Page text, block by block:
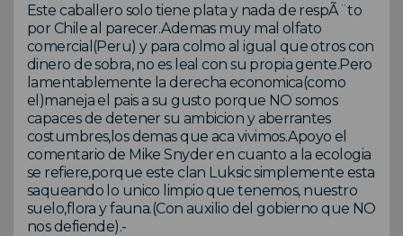
Este caballero solo tiene plata y nada de respÃ¨to
por Chile al parecer.Ademas muy mal olfato
comercial(Peru) y para colmo al igual que otros con
dinero de sobra, no es leal con su propia gente.Pero
lamentablemente la derecha economica(como
el)maneja el pais a su gusto porque NO somos
capaces de detener su ambicion y aberrantes
costumbres,los demas que aca vivimos.Apoyo el
comentario de Mike Snyder en cuanto a la ecologia
se refiere,porque este clan Luksic simplemente esta
saqueando lo unico limpio que tenemos, nuestro
suelo,flora y fauna.(Con auxilio del gobierno que NO
nos defiende).-